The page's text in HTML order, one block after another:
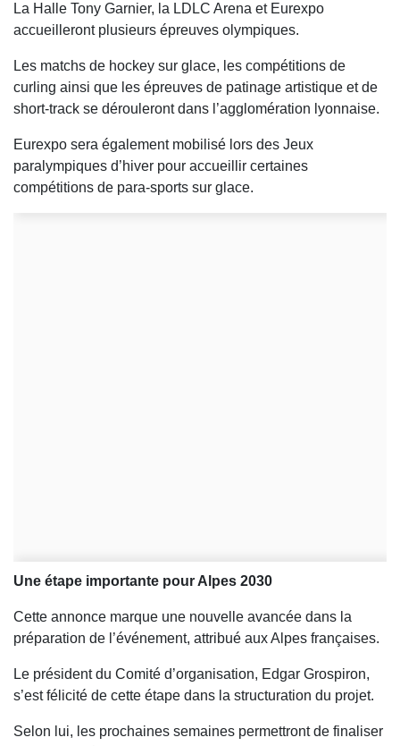
La Halle Tony Garnier, la LDLC Arena et Eurexpo
accueilleront plusieurs épreuves olympiques.
Les matchs de hockey sur glace, les compétitions de
curling ainsi que les épreuves de patinage artistique et de
short-track se dérouleront dans l’agglomération lyonnaise.
Eurexpo sera également mobilisé lors des Jeux
paralympiques d’hiver pour accueillir certaines
compétitions de para-sports sur glace.
Une étape importante pour Alpes 2030
Cette annonce marque une nouvelle avancée dans la
préparation de l’événement, attribué aux Alpes françaises.
Le président du Comité d’organisation, Edgar Grospiron,
s’est félicité de cette étape dans la structuration du projet.
Selon lui, les prochaines semaines permettront de finaliser